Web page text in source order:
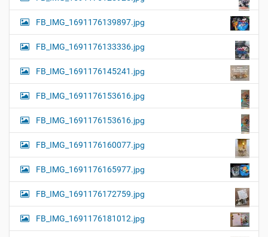
FB_IMG_1691176139897.jpg
FB_IMG_1691176133336.jpg
FB_IMG_1691176145241.jpg
FB_IMG_1691176153616.jpg
FB_IMG_1691176153616.jpg
FB_IMG_1691176160077.jpg
FB_IMG_1691176165977.jpg
FB_IMG_1691176172759.jpg
FB_IMG_1691176181012.jpg